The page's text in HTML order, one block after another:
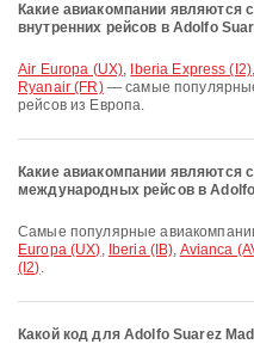
Какие авиакомпании
внутренних рейсов в Adolfo
Air Europa (UX), Iberia Express (I2),
Ryanair (FR)— самые
рейсов из Европа.
Какие авиакомпании
международных рейсов в
Самые популярные
Europa (UX), Iberia (IB), Avianca
(I2).
Какой код для Adolfo Suarez